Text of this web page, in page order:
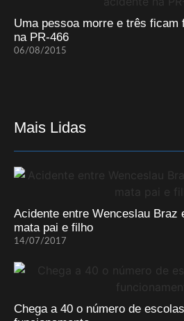
Uma pessoa morre e três ficam
na PR-466
06/08/2015
Mais Lidas
Acidente entre Wenceslau Braz
mata pai e filho
14/07/2017
Chega a 40 o número de